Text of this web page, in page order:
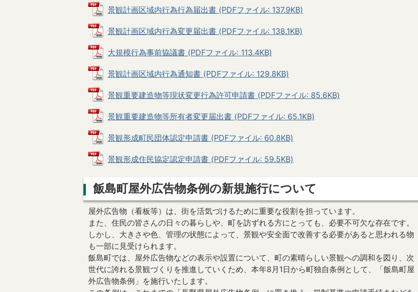
景観計画区域内行為行為届出書 (PDFファイル: 137.9KB)
景観計画区域内行為変更届出書 (PDFファイル: 138.1KB)
大規模行為事前協議書 (PDFファイル: 113.4KB)
景観計画区域内行為通知書 (PDFファイル: 129.8KB)
景観重要建造物等現状変更行為許可申請書 (PDFファイル: 85.6KB)
景観重要建造物等所有者変更届出書 (PDFファイル: 65.1KB)
景観形成町民団体認定申請書 (PDFファイル: 60.8KB)
景観形成住民協定認定申請書 (PDFファイル: 59.5KB)
飯島町屋外広告物条例の新規施行について
屋外広告物（看板等）は、街を活気づけるために重要な役割を担っています。
また、住民の皆さんの日々の暮らしや、町を訪ずれる方にとっても、必要不可欠な存在です。
しかし、大きさや色、管理の状態によって、景観や安全面で改善する必要があると思われる物
も一部に見受けられます。
飯島町では、屋外広告物などの表示や設置について、町の素晴らしい景観への調和を図り、次
世代に誇れる景観づくりを推進していくため、本年8月1日から町独自条例として、「飯島町屋
外広告物条例」を施行いたします。